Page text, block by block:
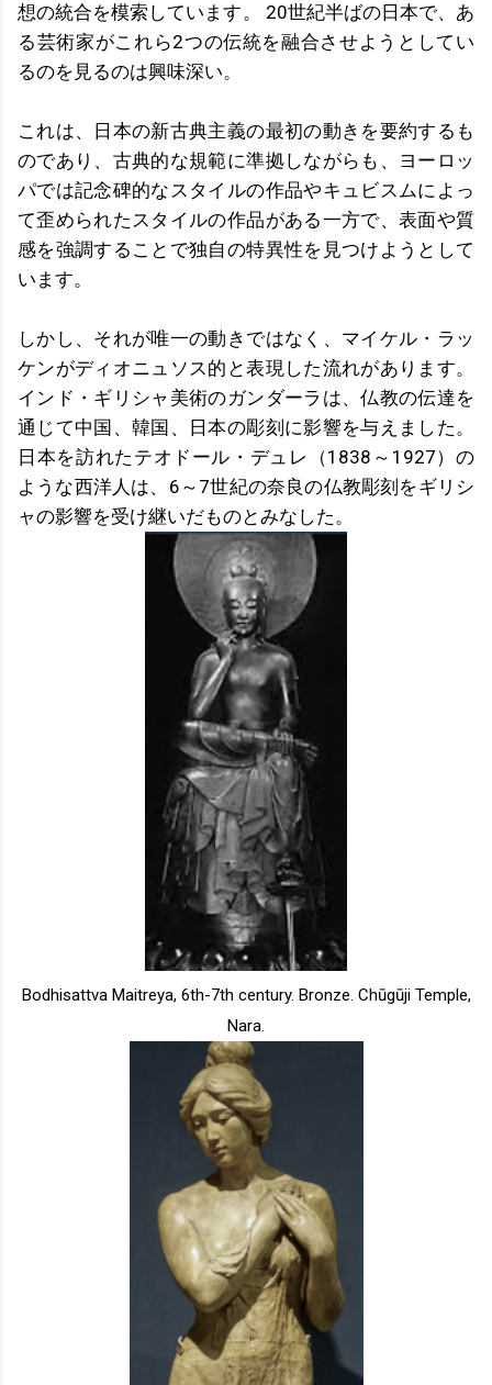
想の統合を模索しています。 20世紀半ばの日本で、あ
る芸術家がこれら2つの伝統を融合させようとしてい
るのを見るのは興味深い。
これは、日本の新古典主義の最初の動きを要約するも
のであり、古典的な規範に準拠しながらも、ヨーロッ
パでは記念碑的なスタイルの作品やキュビスムによっ
て歪められたスタイルの作品がある一方で、表面や質
感を強調することで独自の特異性を見つけようとして
います。
しかし、それが唯一の動きではなく、マイケル・ラッ
ケンがディオニュソス的と表現した流れがあります。
インド・ギリシャ美術のガンダーラは、仏教の伝達を
通じて中国、韓国、日本の彫刻に影響を与えました。
日本を訪れたテオドール・デュレ（1838～1927）の
ような西洋人は、6～7世紀の奈良の仏教彫刻をギリシ
ャの影響を受け継いだものとみなした。
Bodhisattva Maitreya, 6th-7th century. Bronze. Chūgūji Temple,
Nara.